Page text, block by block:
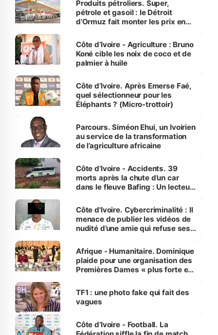
Produits pétroliers. Super,
pétrole et gasoil : le Détroit
d’Ormuz fait monter les prix en
Côte d’Ivoire - Agriculture : Bruno
Koné cible les noix de coco et de
palmier à huile
Côte d’Ivoire. Après Emerse Faé,
quel sélectionneur pour les
Éléphants ? (Micro-trottoir)
Parcours. Siméon Ehui, un Ivoirien
au service de la transformation
de l’agriculture africaine
Côte d’Ivoire - Accidents. 39
morts après la chute d’un car
dans le fleuve Bafing : Un lecteur
des Transports
Côte d'Ivoire. Cybercriminalité : Il
menace de publier les vidéos de
nudité d’une amie qui refuse ses
Afrique - Humanitaire. Dominique
plaide pour une organisation des
Premières Dames « plus forte et
sur la scène internationale »
TF1 : une photo fake qui fait des
vagues
Côte d’Ivoire - Football. La